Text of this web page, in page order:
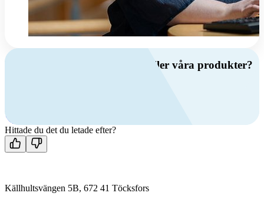
Har du frågor om ventilation eller våra produkter?
Kontakta oss
Hittade du det du letade efter?
Källhultsvängen 5B, 672 41 Töcksfors